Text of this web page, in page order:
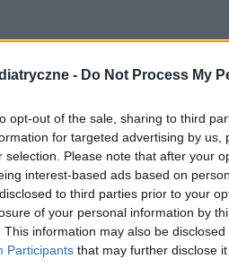
- Do Not Process My
opt-out of the sale, sharing to third
for targeted advertising by
selection. Please note that after your
interest-based ads based on
to third parties prior to your
of your personal information by
This information may also be
Participants that may further disclose
skórne
pokarmowym. Rozpoznanie
a wystąpieniem
przez jaja, mleko, orzechy
zapalenie skóry (azs)jest
i remisji.